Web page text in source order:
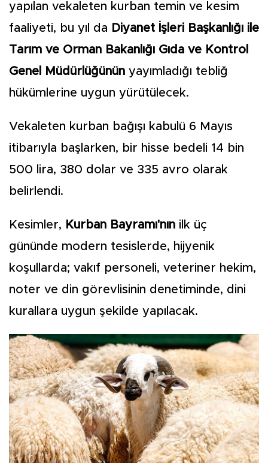
yapılan vekaleten kurban temin ve kesim
faaliyeti, bu yıl da Diyanet İşleri Başkanlığı ile
Tarım ve Orman Bakanlığı Gıda ve Kontrol
Genel Müdürlüğünün yayımladığı tebliğ
hükümlerine uygun yürütülecek.
Vekaleten kurban bağışı kabulü 6 Mayıs
itibarıyla başlarken, bir hisse bedeli 14 bin
500 lira, 380 dolar ve 335 avro olarak
belirlendi.
Kesimler, Kurban Bayramı'nın ilk üç
gününde modern tesislerde, hijyenik
koşullarda; vakıf personeli, veteriner hekim,
noter ve din görevlisinin denetiminde, dini
kurallara uygun şekilde yapılacak.